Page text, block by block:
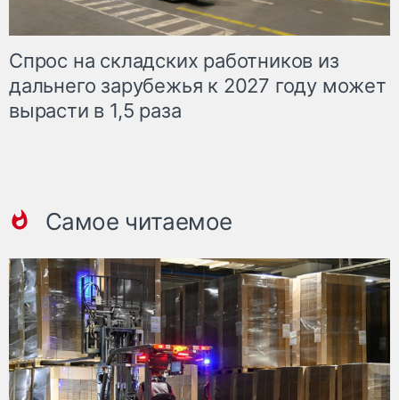
Спрос на складских работников из
дальнего зарубежья к 2027 году может
вырасти в 1,5 раза
Самое читаемое